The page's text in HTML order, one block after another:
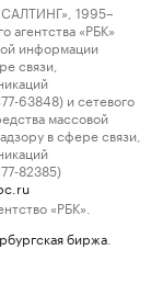
1995–
«РБК»
информации
связи,
63848) и сетевого
массовой
в сфере связи,
82385)
«РБК».
биржа